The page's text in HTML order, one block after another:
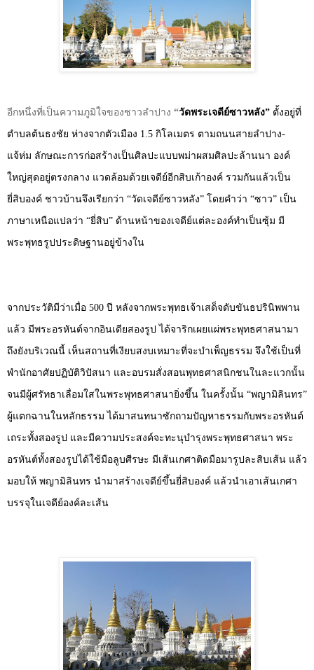
อีกหนึ่งที่เป็นความภูมิใจของชาวลำปาง “วัดพระเจดีย์ซาวหลัง” ตั้งอยู่ที่
ตำบลต้นธงชัย ห่างจากตัวเมือง 1.5 กิโลเมตร ตามถนนสายลำปาง-
แจ้ห่ม ลักษณะการก่อสร้างเป็นศิลปะแบบพม่าผสมศิลปะล้านนา องค์
ใหญ่สุดอยู่ตรงกลาง แวดล้อมด้วยเจดีย์อีกสิบเก้าองค์ รวมกันแล้วเป็น
ยี่สิบองค์ ชาวบ้านจึงเรียกว่า “วัดเจดีย์ซาวหลัง” โดยคำว่า “ซาว” เป็น
ภาษาเหนือแปลว่า “ยี่สิบ” ด้านหน้าของเจดีย์แต่ละองค์ทำเป็นซุ้ม มี
พระพุทธรูปประดิษฐานอยู่ข้างใน
จากประวัติมีว่าเมื่อ 500 ปี หลังจากพระพุทธเจ้าเสด็จดับขันธปรินิพพาน
แล้ว มีพระอรหันต์จากอินเดียสองรูป ได้จาริกเผยแผ่พระพุทธศาสนามา
ถึงยังบริเวณนี้ เห็นสถานที่เงียบสงบเหมาะที่จะบำเพ็ญธรรม จึงใช้เป็นที่
พำนักอาศัยปฏิบัติวิปัสนา และอบรมสั่งสอนพุทธศาสนิกชนในละแวกนั้น
จนมีผู้ศรัทธาเลื่อมใสในพระพุทธศาสนายิ่งขึ้น ในครั้งนั้น “พญามิลินทร”
ผู้แตกฉานในหลักธรรม ได้มาสนทนาซักถามปัญหาธรรมกับพระอรหันต์
เถระทั้งสองรูป และมีความประสงค์จะทะนุบำรุงพระพุทธศาสนา พระ
อรหันต์ทั้งสองรูปได้ใช้มือลูบศีรษะ มีเส้นเกศาติดมือมารูปละสิบเส้น แล้ว
มอบให้ พญามิลินทร นำมาสร้างเจดีย์ขึ้นยี่สิบองค์ แล้วนำเอาเส้นเกศา
บรรจุในเจดีย์องค์ละเส้น